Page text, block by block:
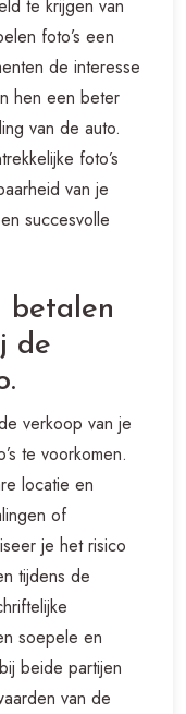
te krijgen van
foto’s een
de interesse
hen een beter
van de auto.
foto’s
van je
succesvolle
betalen
de
verkoop van je
te voorkomen.
locatie en
of
je het risico
tijdens de
soepele en
beide partijen
van de